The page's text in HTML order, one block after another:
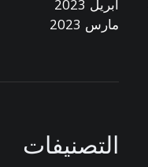
أبريل 2023
مارس 2023
التصنيفات